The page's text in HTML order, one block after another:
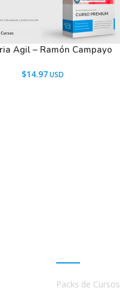
Agil – Ramón Campayo
$14.97
Packs de Cursos